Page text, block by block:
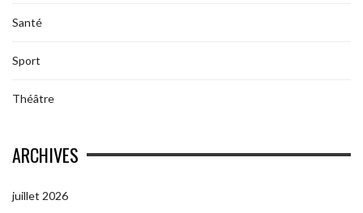
Santé
Sport
Théâtre
ARCHIVES
juillet 2026